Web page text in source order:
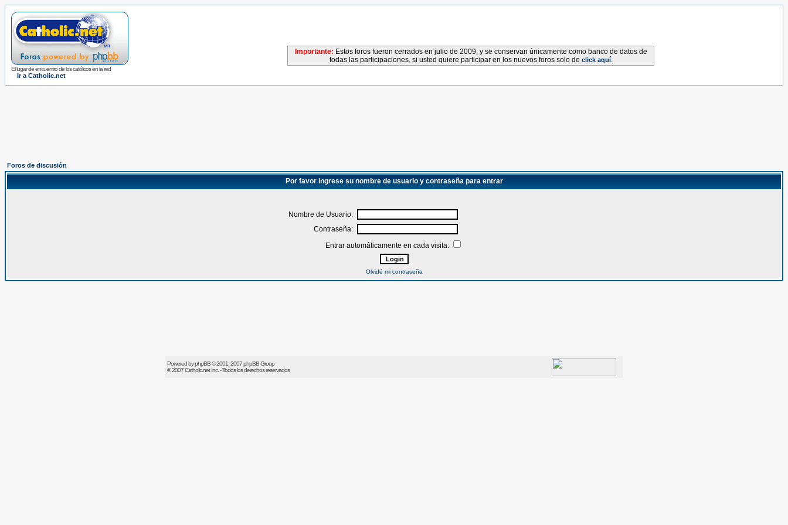
El lugar de encuentro de los católicos en la red
Ir a Catholic.net
Importante: Estos foros fueron cerrados en julio de 2009, y se conservan únicamente como banco de datos de
todas las participaciones, si usted quiere participar en los nuevos foros solo de click aquí.
Foros de discusión
Por favor ingrese su nombre de usuario y contraseña para entrar
Nombre de Usuario:
Contraseña:
Entrar automáticamente en cada visita:
Olvidé mi contraseña
Powered byphpBB© 2001, 2007 phpBB Group
© 2007Catholic.netInc. - Todos los derechos reservados